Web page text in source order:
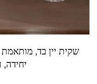
שקית יין בד,